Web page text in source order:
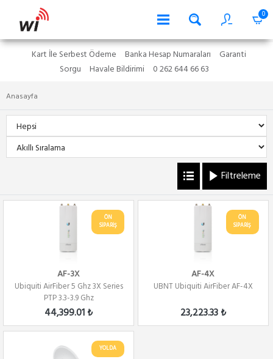
0
Kart İle Serbest Ödeme Banka Hesap Numaraları
Garanti
Sorgu
Havale Bildirimi 0 262 644 66 63
Anasayfa
Filtreleme
ÖN
SİPARİŞ
AF-3X
Ubiquiti AirFiber 5 Ghz 3X Series
PTP 3.3-3.9 Ghz
44,399.01 ₺
ÖN
SİPARİŞ
AF-4X
UBNT Ubiquiti AirFiber AF-4X
23,223.33 ₺
YOLDA